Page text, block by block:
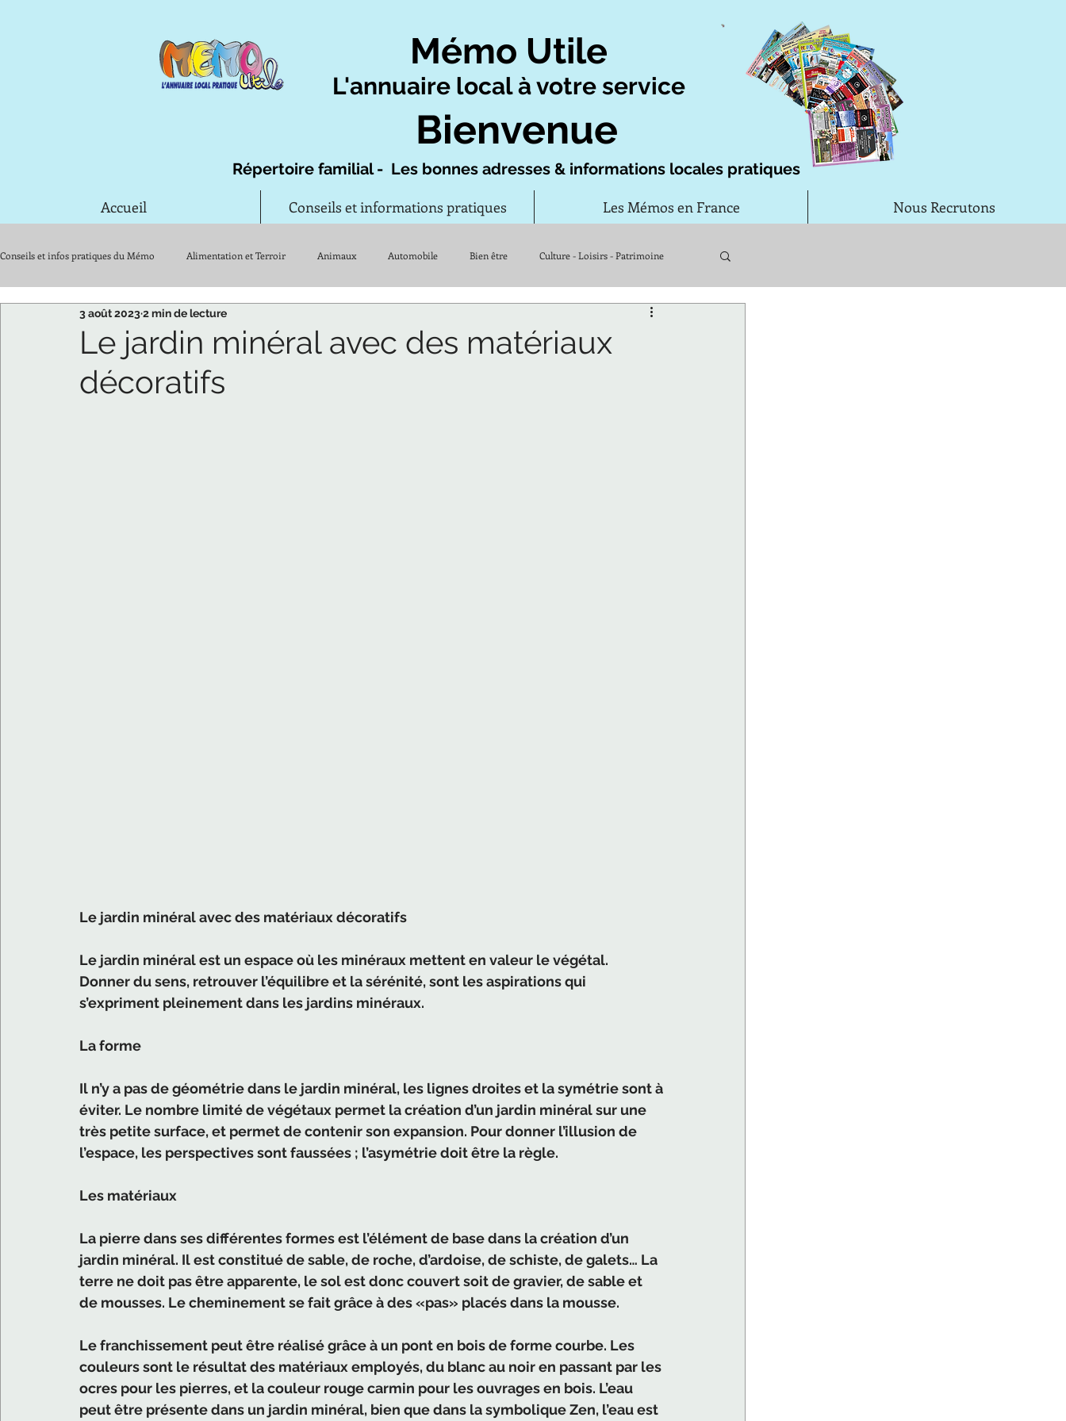
Mémo Utile
L'annuaire local à votre service
Bienvenue
Répertoire familial - Les bonnes adresses & informations locales pratiques
Accueil
Conseils et informations pratiques Les Mémos en France Nous Recrutons
Conseils et infos pratiques du Mémo Alimentation et Terroir Animaux Automobile Bien être Culture - Loisirs - Patrimoine
Maison et travaux Santé
Le jardin minéral avec des matériaux
décoratifs
3 août 20232 min de lecture
Le jardin minéral avec des matériaux décoratifs
Le jardin minéral est un espace où les minéraux mettent en valeur le végétal.
Donner du sens, retrouver l’équilibre et la sérénité, sont les aspirations qui
s’expriment pleinement dans les jardins minéraux.
La forme
Il n’y a pas de géométrie dans le jardin minéral, les lignes droites et la symétrie sont à
éviter. Le nombre limité de végétaux permet la création d’un jardin minéral sur une
très petite surface, et permet de contenir son expansion. Pour donner l’illusion de
l’espace, les perspectives sont faussées ; l’asymétrie doit être la règle.
Les matériaux
La pierre dans ses différentes formes est l’élément de base dans la création d’un
jardin minéral. Il est constitué de sable, de roche, d’ardoise, de schiste, de galets… La
terre ne doit pas être apparente, le sol est donc couvert soit de gravier, de sable et
de mousses. Le cheminement se fait grâce à des «pas» placés dans la mousse.
Le franchissement peut être réalisé grâce à un pont en bois de forme courbe. Les
couleurs sont le résultat des matériaux employés, du blanc au noir en passant par les
ocres pour les pierres, et la couleur rouge carmin pour les ouvrages en bois. L’eau
peut être présente dans un jardin minéral, bien que dans la symbolique Zen, l’eau est